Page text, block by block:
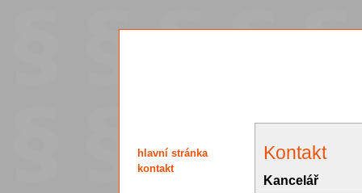
Kontakt
Kancelář
hlavní stránka
kontakt